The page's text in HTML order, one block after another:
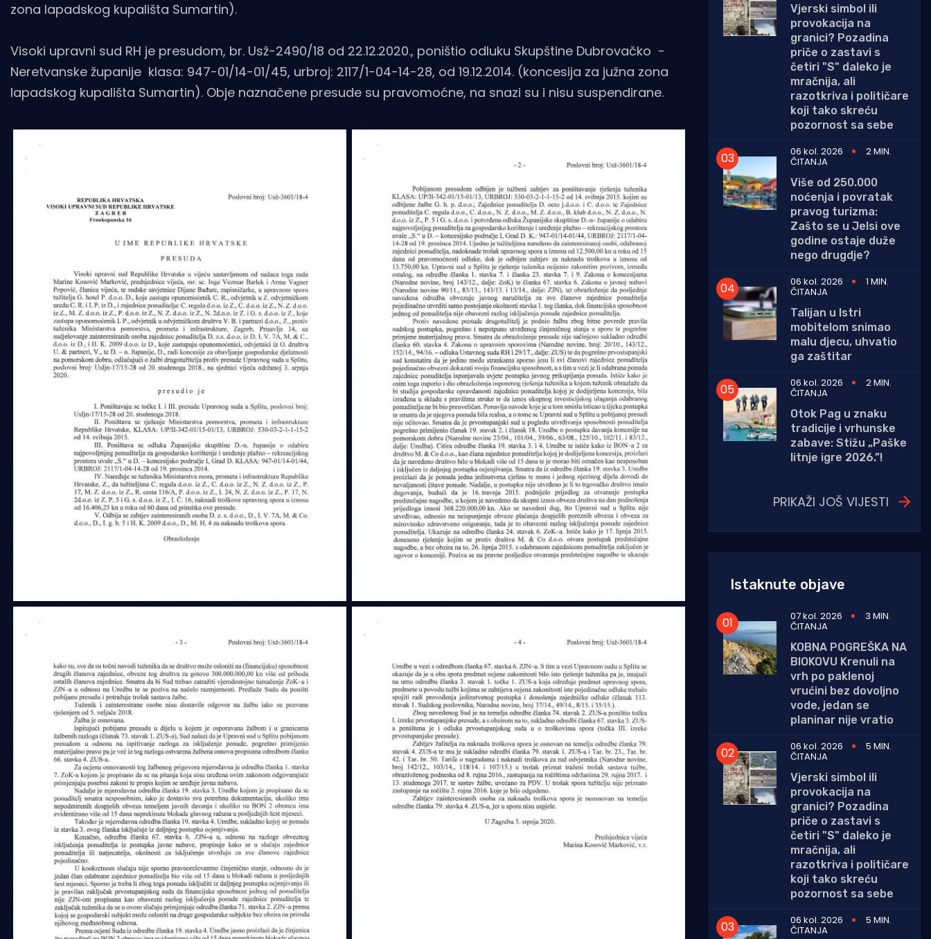
zona lapadskog kupališta Sumartin).
Visoki upravni sud RH je presudom, br. Usž-2490/18 od 22.12.2020., poništio odluku Skupštine Dubrovačko -
Neretvanske županije klasa: 947-01/14-01/45, urbroj: 2117/1-04-14-28, od 19.12.2014. (koncesija za južna zona
lapadskog kupališta Sumartin). Obje naznačene presude su pravomoćne, na snazi su i nisu suspendirane.
Vjerski simbol ili
provokacija na
granici? Pozadina
priče o zastavi s
četiri "S" daleko je
mračnija, ali
razotkriva i političare
koji tako skreću
pozornost sa sebe
06 kol. 2026
2 MIN.
ČITANJA
Više od 250.000
noćenja i povratak
pravog turizma:
Zašto se u Jelsi ove
godine ostaje duže
nego drugdje?
06 kol. 2026
1 MIN.
ČITANJA
Talijan u Istri
mobitelom snimao
malu djecu, uhvatio
ga zaštitar
06 kol. 2026
2 MIN.
ČITANJA
Otok Pag u znaku
tradicije i vrhunske
zabave: Stižu „Paške
litnje igre 2026.”!
PRIKAŽI JOŠ VIJESTI
Istaknute objave
07 kol. 2026 3 MIN.
ČITANJA
KOBNA POGREŠKA NA
BIOKOVU Krenuli na
vrh po paklenoj
vrućini bez dovoljno
vode, jedan se
planinar nije vratio
06 kol. 2026
5 MIN.
ČITANJA
Vjerski simbol ili
provokacija na
granici? Pozadina
priče o zastavi s
četiri "S" daleko je
mračnija, ali
razotkriva i političare
koji tako skreću
pozornost sa sebe
06 kol. 2026
5 MIN.
ČITANJA